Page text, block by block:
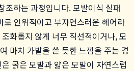
조하는 과정입니다. 모발이식 실패
로 인위적이고 부자연스러운 헤어라
화롭지 않게 너무 직선적이거나, 모
마치 가발을 쓴 듯한 느낌을 주는 경
굵은 모발과 얇은 모발이 자연스럽